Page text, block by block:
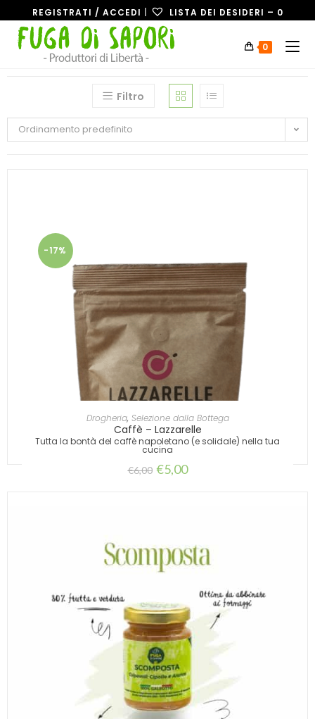
REGISTRATI / ACCEDI LISTA DEI DESIDERI – 0
0
Filtro
Ordinamento predefinito
-17%
AGGIUNGI AL CARRELLO
Drogheria, Selezione dalla Bottega
Caffè – Lazzarelle
Tutta la bontà del caffè napoletano (e solidale) nella tua
cucina
€6,00 €5,00